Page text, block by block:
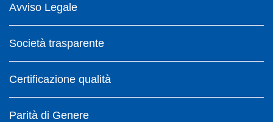
Avviso Legale
Società trasparente
Certificazione qualità
Parità di Genere